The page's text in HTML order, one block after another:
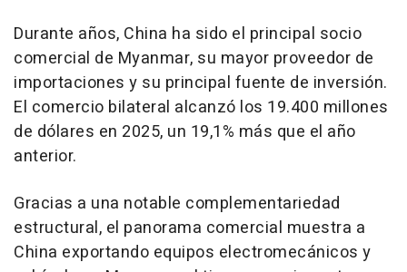
Durante años, China ha sido el principal socio
comercial de Myanmar, su mayor proveedor de
importaciones y su principal fuente de inversión.
El comercio bilateral alcanzó los 19.400 millones
de dólares en 2025, un 19,1% más que el año
anterior.
Gracias a una notable complementariedad
estructural, el panorama comercial muestra a
China exportando equipos electromecánicos y